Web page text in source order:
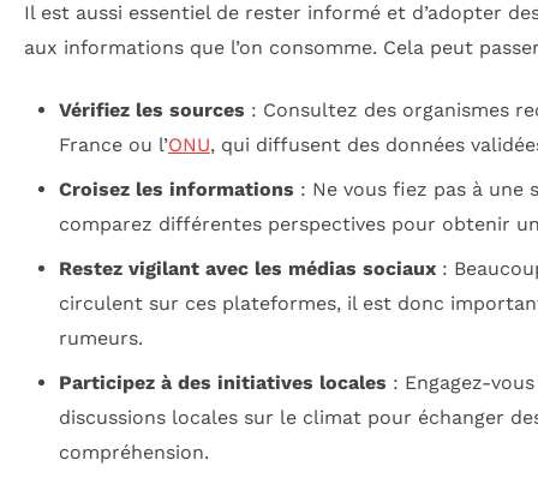
Il est aussi essentiel de rester informé et d’adopter
aux informations que l’on consomme. Cela peut
Vérifiez les sources : Consultez des organismes
France ou l’ONU, qui diffusent des données
Croisez les informations : Ne vous fiez pas à une
comparez différentes perspectives pour obtenir
Restez vigilant avec les médias sociaux:
circulent sur ces plateformes, il est donc
rumeurs.
Participez à des initiatives locales : Engagez-
discussions locales sur le climat pour échanger
compréhension.